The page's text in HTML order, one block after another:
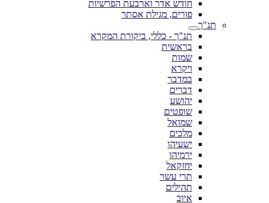
חודש אדר וארבעת הפרשיות
פורים, מגילת אסתר
תנ"ך
תנ"ך - כללי, ביקורת המקרא
בראשית
שמות
ויקרא
במדבר
דברים
יהושע
שופטים
שמואל
מלכים
ישעיהו
ירמיהו
יחזקאל
תרי עשר
תהילים
איוב